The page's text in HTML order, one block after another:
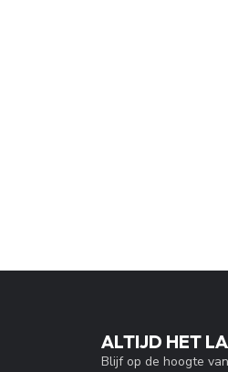
ALTIJD HET
Blijf op de hoogte